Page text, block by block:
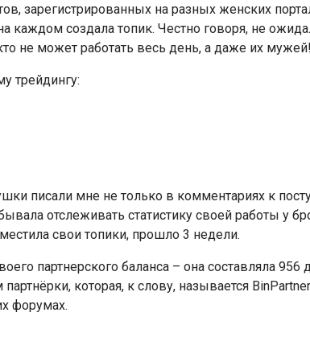
зарегистрированных на разных женских
создала топик. Честно говоря, не
не может работать весь день, а даже их мужей!
трейдингу:
писали мне не только в комментариях к
отслеживать статистику своей работы у
свои топики, прошло 3 недели.
партнерского баланса – она составляла
которая, к слову, называется
форумах.